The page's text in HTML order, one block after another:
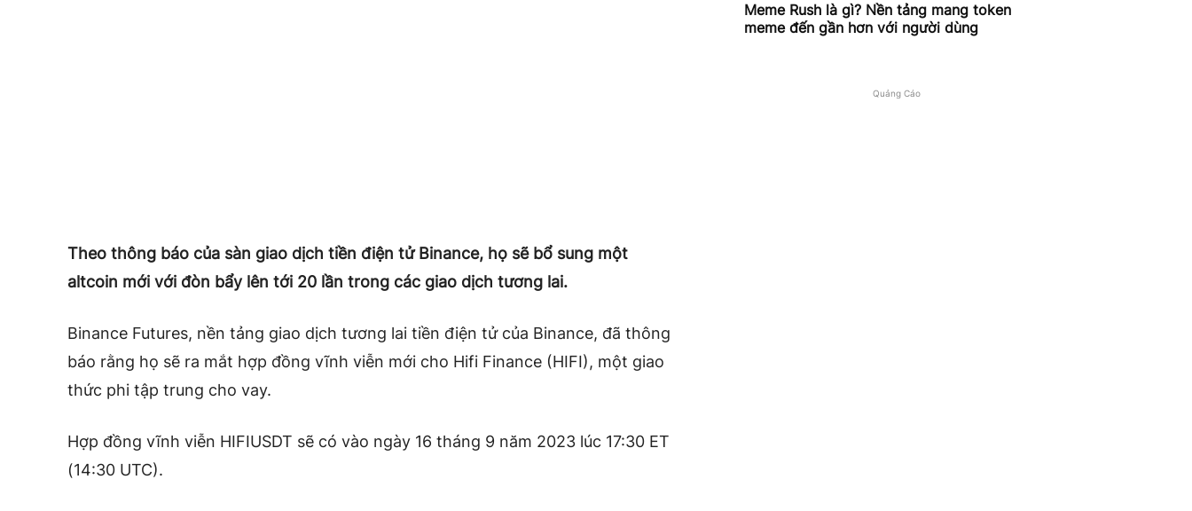
Theo thông báo của sàn giao dịch tiền điện tử Binance, họ sẽ bổ sung một
altcoin mới với đòn bẩy lên tới 20 lần trong các giao dịch tương lai.
Binance Futures, nền tảng giao dịch tương lai tiền điện tử của Binance, đã thông
báo rằng họ sẽ ra mắt hợp đồng vĩnh viễn mới cho Hifi Finance (HIFI), một giao
thức phi tập trung cho vay.
Hợp đồng vĩnh viễn HIFIUSDT sẽ có vào ngày 16 tháng 9 năm 2023 lúc 17:30 ET
(14:30 UTC).
Meme Rush là gì? Nền tảng mang token
meme đến gần hơn với người dùng
Quảng Cáo